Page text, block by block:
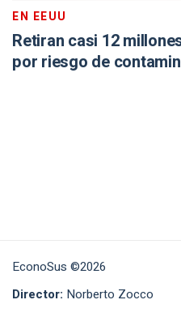
EN EEUU
Retiran casi 12
por riesgo de
EconoSus ©2026
Director: Norberto Zocco